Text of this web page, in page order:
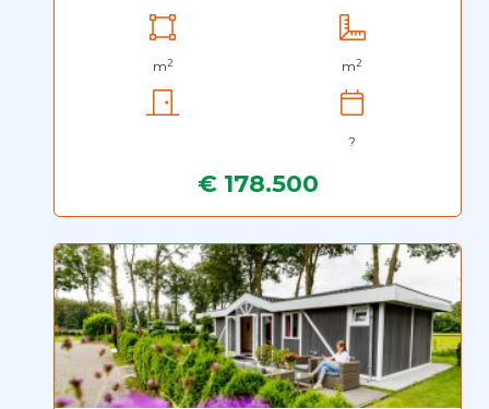
m2 m2
?
€ 178.500